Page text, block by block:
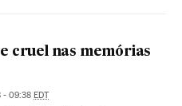
cruel nas memórias
- 09:38 EDT